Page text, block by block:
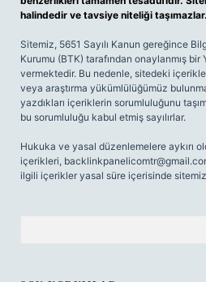
halindedir ve tavsiye niteliği taşımazlar.
Sitemiz, 5651 Sayılı Kanun gereğince
Kurumu (BTK) tarafından onaylanmış bir
vermektedir. Bu nedenle, sitedeki
veya araştırma yükümlülüğümüz
yazdıkları içeriklerin sorumluluğunu
bu sorumluluğu kabul etmiş sayılırlar.
Hukuka ve yasal düzenlemelere aykırı
içerikleri,
ilgili içerikler yasal süre içerisinde